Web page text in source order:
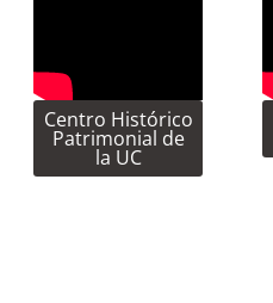
Centro Histórico
Patrimonial de
la UC